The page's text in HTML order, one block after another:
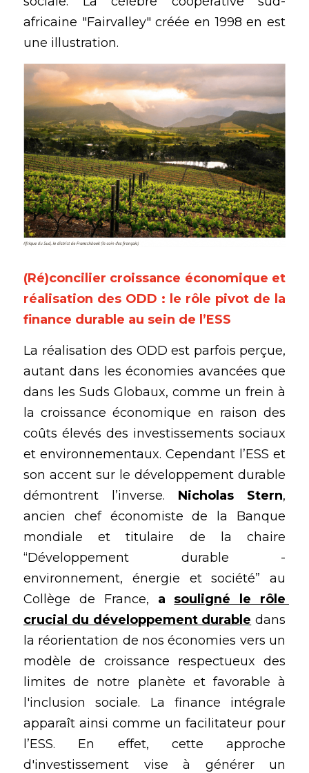
africaine "Fairvalley" créée en 1998 en est
une illustration.
(Ré)concilier croissance économique et
réalisation des ODD : le rôle pivot de la
finance durable au sein de l’ESS
La réalisation des ODD est parfois perçue,
autant dans les économies avancées que
dans les Suds Globaux, comme un frein à
la croissance économique en raison des
coûts élevés des investissements sociaux
et environnementaux. Cependant l’ESS et
son accent sur le développement durable
démontrent l’inverse. Nicholas Stern,
ancien chef économiste de la Banque
mondiale et titulaire de la chaire
“Développement durable -
environnement, énergie et société” au
Collège de France, a
souligné le rôle
crucial du développement durable dans
la réorientation de nos économies vers un
modèle de croissance respectueux des
limites de notre planète et favorable à
l'inclusion sociale. La finance intégrale
apparaît ainsi comme un facilitateur pour
l’ESS. En effet, cette approche
d'investissement vise à générer un